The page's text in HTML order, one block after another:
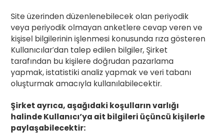
Site üzerinden düzenlenebilecek olan periyodik
veya periyodik olmayan anketlere cevap veren ve
kişisel bilgilerinin işlenmesi konusunda rıza gösteren
Kullanıcılar’dan talep edilen bilgiler, Şirket
tarafından bu kişilere doğrudan pazarlama
yapmak, istatistiki analiz yapmak ve veri tabanı
oluşturmak amacıyla kullanılabilecektir.
Şirket ayrıca, aşağıdaki koşulların varlığı
halinde Kullanıcı’ya ait bilgileri üçüncü kişilerle
paylaşabilecektir: